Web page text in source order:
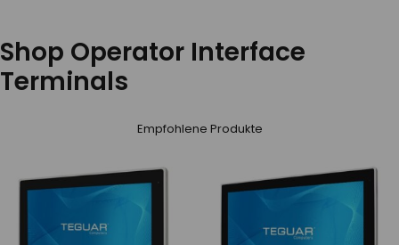
Shop Operator Interface
Terminals
Empfohlene Produkte